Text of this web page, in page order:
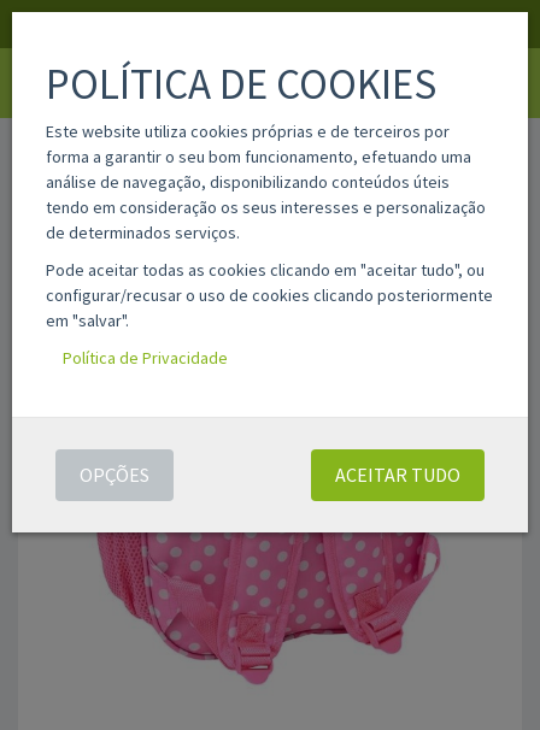
home 622670892
POLÍTICA DE COOKIES
Este website utiliza cookies próprias e de terceiros por
forma a garantir o seu bom funcionamento, efetuando uma
análise de navegação, disponibilizando conteúdos úteis
tendo em consideração os seus interesses e personalização
de determinados serviços.
Pode aceitar todas as cookies clicando em "aceitar tudo", ou
configurar/recusar o uso de cookies clicando posteriormente
em "salvar".
Política de Privacidade
ACEITAR TUDO
OPÇÕES